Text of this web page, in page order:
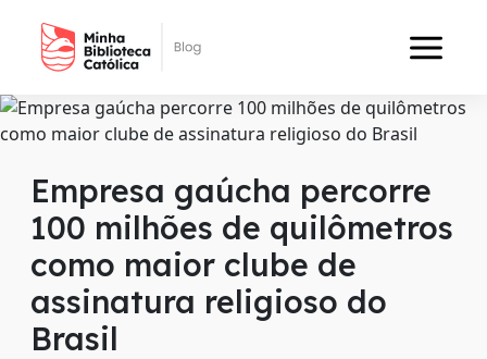
Main Navigation
Empresa gaúcha percorre
100 milhões de quilômetros
como maior clube de
assinatura religioso do
Brasil